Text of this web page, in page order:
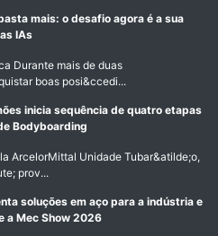
mais: o desafio agora é a sua
IAs
Durante mais de duas
boas posi&ccedi...
inicia sequência de quatro etapas
Bodyboarding
ArcelorMittal Unidade Tubar&atilde;o,
prov...
soluções em aço para a indústria e
a Mec Show 2026